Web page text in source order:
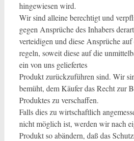
hingewiesen wird.
Wir sind alleine berechtigt und
gegen Ansprüche des Inhabers
verteidigen und diese Ansprüche
regeln, soweit diese auf die
ein von uns geliefertes
Produkt zurückzuführen sind. Wir
bemüht, dem Käufer das Recht zur
Produktes zu verschaffen.
Falls dies zu wirtschaftlich
nicht möglich ist, werden wir nach
Produkt so abändern, daß das